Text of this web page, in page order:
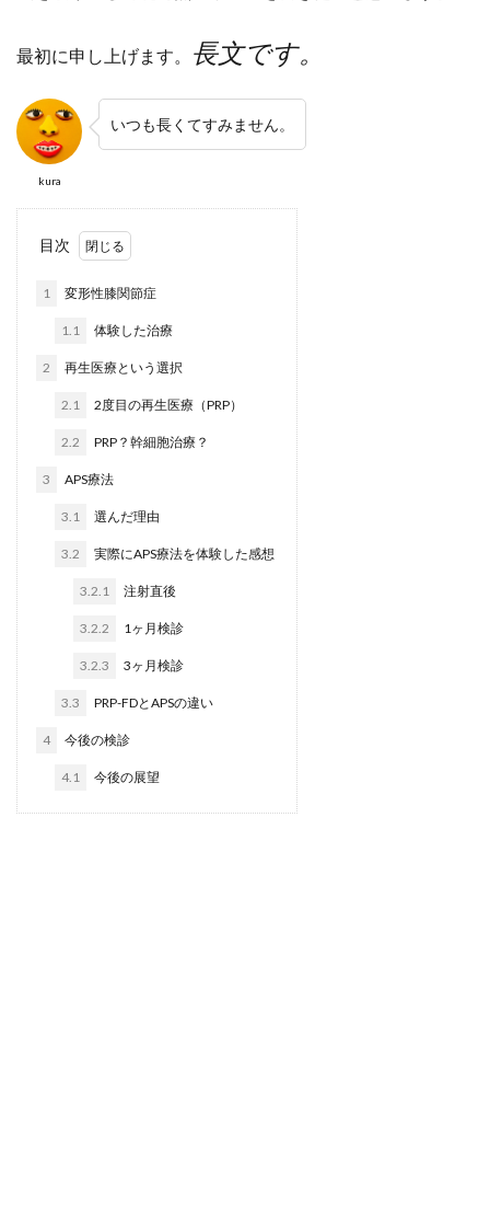
最初に申し上げます。 長文です。
kura
いつも長くてすみません。
目次
1 変形性膝関節症
1.1 体験した治療
2 再生医療という選択
2.1 2度目の再生医療（PRP）
2.2 PRP？幹細胞治療？
3 APS療法
3.1 選んだ理由
3.2 実際にAPS療法を体験した感想
3.2.1 注射直後
3.2.2 1ヶ月検診
3.2.3 3ヶ月検診
3.3 PRP-FDとAPSの違い
4 今後の検診
4.1 今後の展望